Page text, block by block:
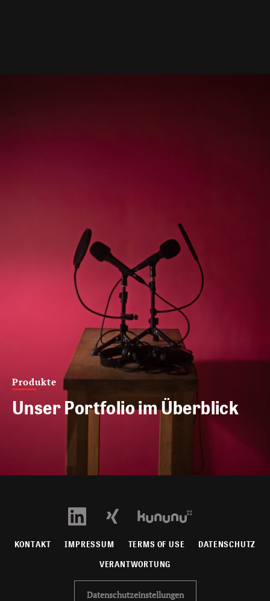
Produkte
Unser Portfolio im Überblick
KONTAKT IMPRESSUM TERMS OF USE DATENSCHUTZ
VERANTWORTUNG
Datenschutzeinstellungen